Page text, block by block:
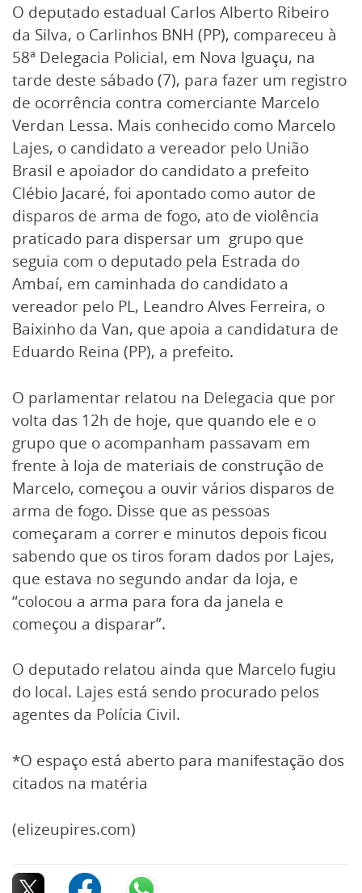
O deputado estadual Carlos Alberto Ribeiro
da Silva, o Carlinhos BNH (PP), compareceu à
58ª Delegacia Policial, em Nova Iguaçu, na
tarde deste sábado (7), para fazer um registro
de ocorrência contra comerciante Marcelo
Verdan Lessa. Mais conhecido como Marcelo
Lajes, o candidato a vereador pelo União
Brasil e apoiador do candidato a prefeito
Clébio Jacaré, foi apontado como autor de
disparos de arma de fogo, ato de violência
praticado para dispersar um grupo que
seguia com o deputado pela Estrada do
Ambaí, em caminhada do candidato a
vereador pelo PL, Leandro Alves Ferreira, o
Baixinho da Van, que apoia a candidatura de
Eduardo Reina (PP), a prefeito.
O parlamentar relatou na Delegacia que por
volta das 12h de hoje, que quando ele e o
grupo que o acompanham passavam em
frente à loja de materiais de construção de
Marcelo, começou a ouvir vários disparos de
arma de fogo. Disse que as pessoas
começaram a correr e minutos depois ficou
sabendo que os tiros foram dados por Lajes,
que estava no segundo andar da loja, e
“colocou a arma para fora da janela e
começou a disparar”.
O deputado relatou ainda que Marcelo fugiu
do local. Lajes está sendo procurado pelos
agentes da Polícia Civil.
*O espaço está aberto para manifestação dos
citados na matéria
(elizeupires.com)